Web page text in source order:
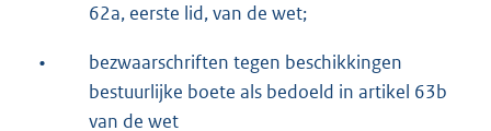
62a, eerste lid, van de wet;
•
bezwaarschriften tegen beschikkingen
bestuurlijke boete als bedoeld in artikel 63b
van de wet